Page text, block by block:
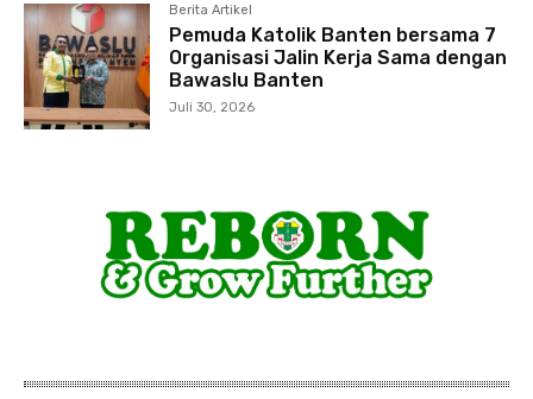
Berita Artikel
Pemuda Katolik Banten bersama 7
Organisasi Jalin Kerja Sama dengan
Bawaslu Banten
Juli 30, 2026